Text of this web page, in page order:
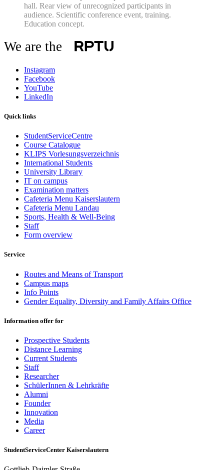
hall. Rear view of unrecognized participants in
audience. Scientific conference event, training.
Education concept.
We are the
Instagram
Facebook
YouTube
LinkedIn
Quick links
StudentServiceCentre
Course Catalogue
KLIPS Vorlesungsverzeichnis
International Students
University Library
IT on campus
Examination matters
Cafeteria Menu Kaiserslautern
Cafeteria Menu Landau
Sports, Health & Well-Being
Staff
Form overview
Service
Routes and Means of Transport
Campus maps
Info Points
Gender Equality, Diversity and Family Affairs Office
Information offer for
Prospective Students
Distance Learning
Current Students
Staff
Researcher
SchülerInnen & Lehrkräfte
Alumni
Founder
Innovation
Media
Career
StudentServiceCenter Kaiserslautern